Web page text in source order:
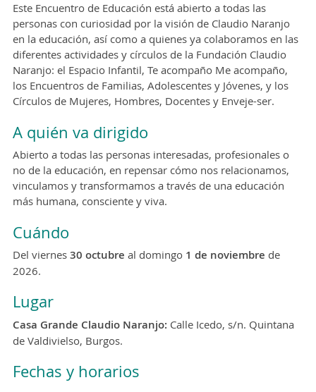
Este Encuentro de Educación está abierto a todas las
personas con curiosidad por la visión de Claudio Naranjo
en la educación, así como a quienes ya colaboramos en las
diferentes actividades y círculos de la Fundación Claudio
Naranjo: el Espacio Infantil, Te acompaño Me acompaño,
los Encuentros de Familias, Adolescentes y Jóvenes, y los
Círculos de Mujeres, Hombres, Docentes y Enveje-ser.
A quién va dirigido
Abierto a todas las personas interesadas, profesionales o
no de la educación, en repensar cómo nos relacionamos,
vinculamos y transformamos a través de una educación
más humana, consciente y viva.
Cuándo
Del viernes 30 octubre al domingo 1 de noviembre de
2026.
Lugar
Casa Grande Claudio Naranjo: Calle Icedo, s/n. Quintana
de Valdivielso, Burgos.
Fechas y horarios